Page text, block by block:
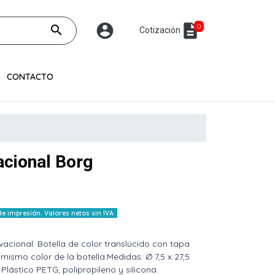
search account_circle Cotización description0
CONTACTO
Borg
impresión. Valores netos sin IVA
Botella de color translúcido con tapa
color de la botella.Medidas: Ø 7,5 x 27,5
PETG, polipropileno y silicona.